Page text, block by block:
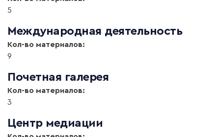
5
Международная деятельность
Кол-во материалов:
9
Почетная галерея
Кол-во материалов:
3
Центр медиации